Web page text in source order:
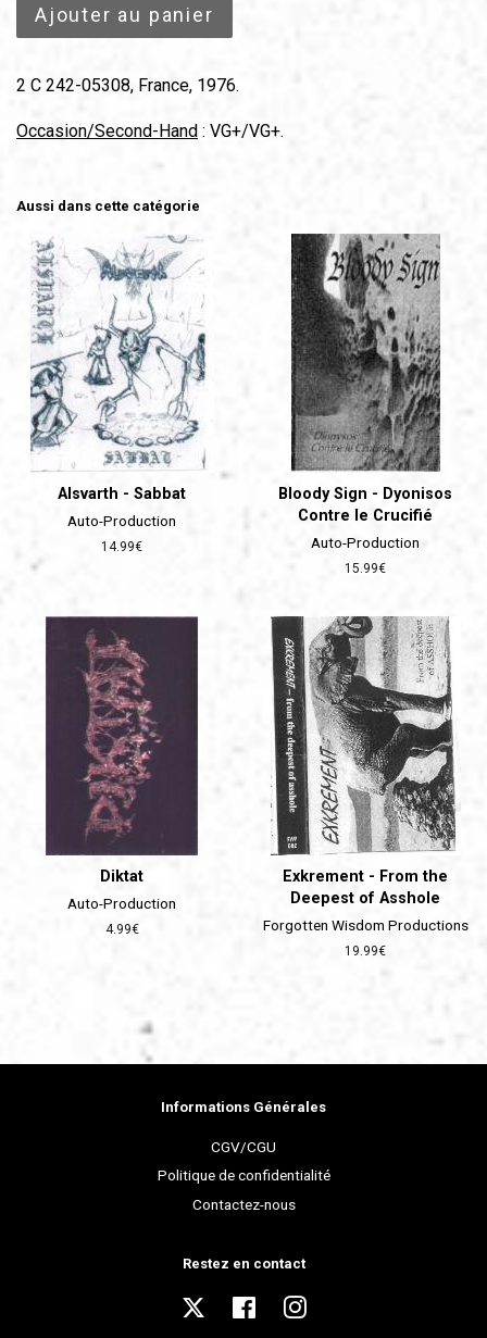
Ajouter au panier
2 C 242-05308, France, 1976.
Occasion/Second-Hand : VG+/VG+.
Aussi dans cette catégorie
Alsvarth - Sabbat
Auto-Production
Prix
14.99€
Bloody Sign - Dyonisos
Contre le Crucifié
Auto-Production
Prix
15.99€
Diktat
Auto-Production
Prix
4.99€
Exkrement - From the
Deepest of Asshole
Forgotten Wisdom Productions
Prix
19.99€
Informations Générales
CGV/CGU
Politique de confidentialité
Contactez-nous
Restez en contact
Twitter FacebookInstagram